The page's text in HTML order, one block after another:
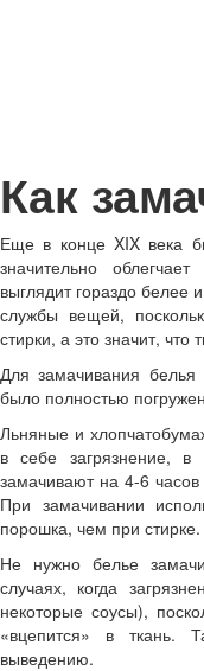
Как
Еще в конце XIX века
значительно
выглядит гораздо белее
службы вещей,
стирки, а это значит,
Для замачивания
было полностью
Льняные и
в себе загрязнение,
замачивают на 4-6
При замачивании
порошка, чем при стирке.
Не нужно белье
случаях, когда
некоторые соусы),
«вцепится» в ткань.
выведению.